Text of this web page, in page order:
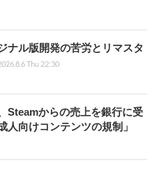
ナル版開発の苦労とリマスタ
Thu 22:30
Steamからの売上を銀行に受
向けコンテンツの規制」